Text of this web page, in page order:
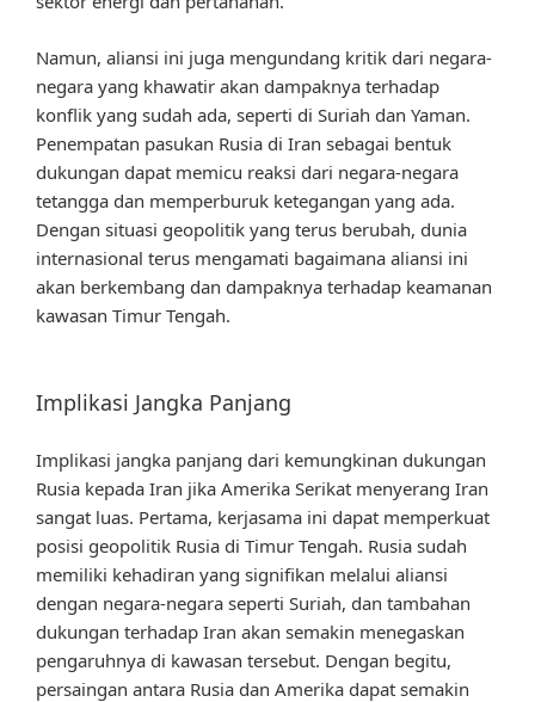
Namun, aliansi ini juga mengundang kritik dari negara-
negara yang khawatir akan dampaknya terhadap
konflik yang sudah ada, seperti di Suriah dan Yaman.
Penempatan pasukan Rusia di Iran sebagai bentuk
dukungan dapat memicu reaksi dari negara-negara
tetangga dan memperburuk ketegangan yang ada.
Dengan situasi geopolitik yang terus berubah, dunia
internasional terus mengamati bagaimana aliansi ini
akan berkembang dan dampaknya terhadap keamanan
kawasan Timur Tengah.
Implikasi Jangka Panjang
Implikasi jangka panjang dari kemungkinan dukungan
Rusia kepada Iran jika Amerika Serikat menyerang Iran
sangat luas. Pertama, kerjasama ini dapat memperkuat
posisi geopolitik Rusia di Timur Tengah. Rusia sudah
memiliki kehadiran yang signifikan melalui aliansi
dengan negara-negara seperti Suriah, dan tambahan
dukungan terhadap Iran akan semakin menegaskan
pengaruhnya di kawasan tersebut. Dengan begitu,
persaingan antara Rusia dan Amerika dapat semakin